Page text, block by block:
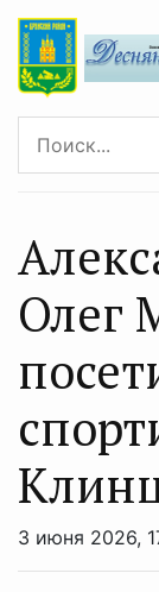
Олег
3 июня 2026,